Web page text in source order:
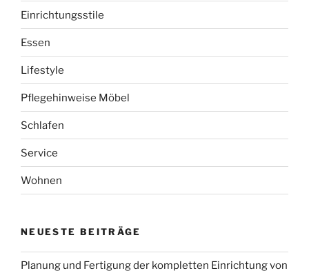
Einrichtungsstile
Essen
Lifestyle
Pflegehinweise Möbel
Schlafen
Service
Wohnen
NEUESTE BEITRÄGE
Planung und Fertigung der kompletten Einrichtung von